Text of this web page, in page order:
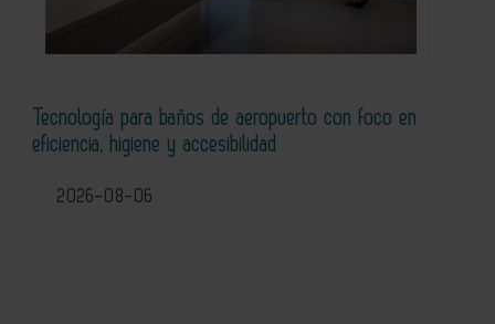
Tecnología para baños de aeropuerto con foco en
eficiencia, higiene y accesibilidad
2026-08-06